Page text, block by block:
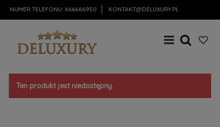
NUMER TELEFONU: 666666950 KONTAKT@DELUXURY.PL
Ten produkt jest niedostępny.